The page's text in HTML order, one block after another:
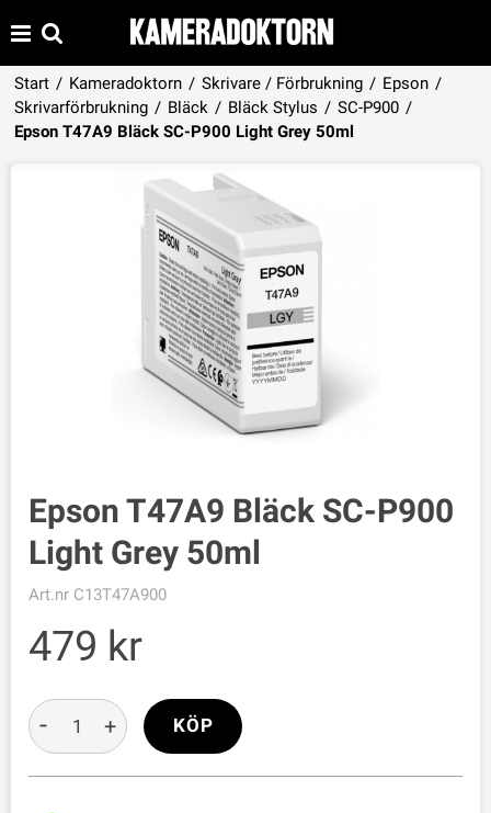
Start / Kameradoktorn / Skrivare / Förbrukning / Epson /
Skrivarförbrukning / Bläck / Bläck Stylus / SC-P900 /
Epson T47A9 Bläck SC-P900 Light Grey 50ml
Produkten har lagts i din varukorg
VISA VARUKORGEN
Epson T47A9 Bläck SC-P900
Light Grey 50ml
Art.nr C13T47A900
479
- + KÖP